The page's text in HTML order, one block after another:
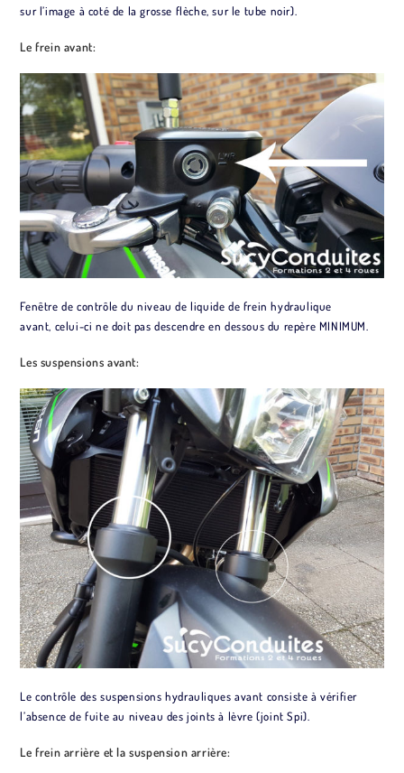
sur l’image à coté de la grosse flèche, sur le tube noir).
Le frein avant:
Fenêtre de contrôle du niveau de liquide de frein hydraulique
avant, celui-ci ne doit pas descendre en dessous du repère MINIMUM.
Les suspensions avant:
Le contrôle des suspensions hydrauliques avant consiste à vérifier
l’absence de fuite au niveau des joints à lèvre (joint Spi).
Le frein arrière et la suspension arrière: